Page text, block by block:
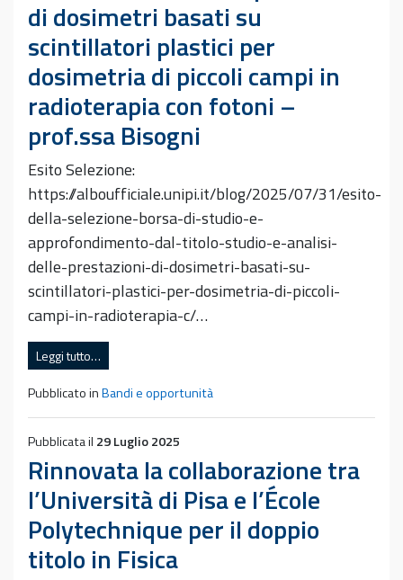
di dosimetri basati su
scintillatori plastici per
dosimetria di piccoli campi in
radioterapia con fotoni –
prof.ssa Bisogni
Esito Selezione:
https://alboufficiale.unipi.it/blog/2025/07/31/esito-
della-selezione-borsa-di-studio-e-
approfondimento-dal-titolo-studio-e-analisi-
delle-prestazioni-di-dosimetri-basati-su-
scintillatori-plastici-per-dosimetria-di-piccoli-
campi-in-radioterapia-c/…
Leggi tutto…
Pubblicato inBandi e opportunità
Pubblicata il 29 Luglio 2025
Rinnovata la collaborazione tra
l’Università di Pisa e l’École
Polytechnique per il doppio
titolo in Fisica